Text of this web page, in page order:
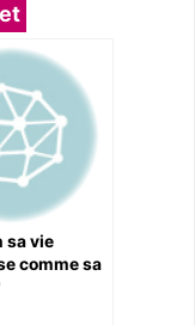
sa vie
comme sa